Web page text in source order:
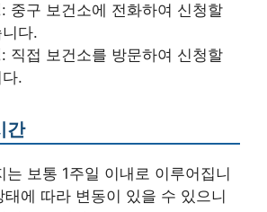
: 중구 보건소에 전화하여 신청할
다.
: 직접 보건소를 방문하여 신청할
.
간
는 보통 1주일 이내로 이루어집니
에 따라 변동이 있을 수 있으니